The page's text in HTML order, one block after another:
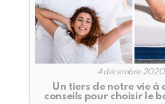
4 décembre 2020
Un tiers de notre vie à
conseils pour choisir le